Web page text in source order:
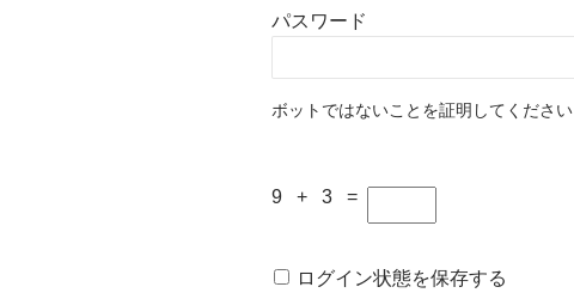
パスワード
ボットではないことを証明してください
9 + 3 =
ログイン状態を保存する